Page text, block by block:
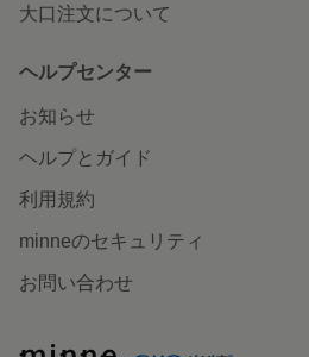
大口注文について
ヘルプセンター
お知らせ
ヘルプとガイド
利用規約
minneのセキュリティ
お問い合わせ